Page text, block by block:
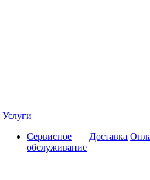
Услуги
Сервисное
обслуживание
Доставка